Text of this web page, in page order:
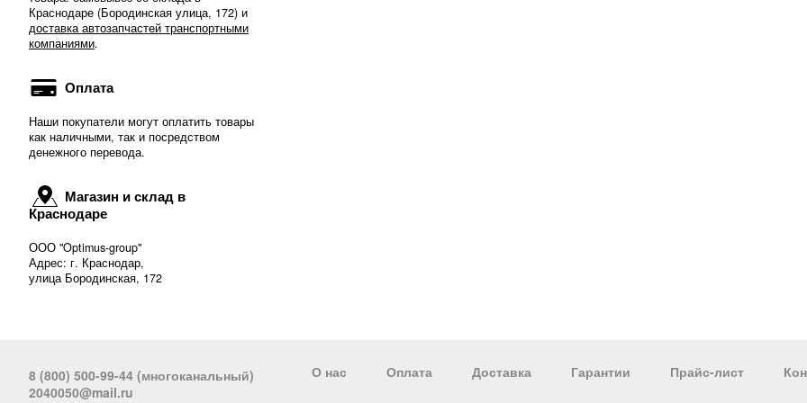
Краснодаре (Бородинская улица, 172) и
доставка автозапчастей транспортными
компаниями.
Оплата
Наши покупатели могут оплатить товары
как наличными, так и посредством
денежного перевода.
Магазин и склад в
Краснодаре
ООО "Optimus-group"
Адрес: г. Краснодар,
улица Бородинская, 172
8 (800) 500-99-44 (многоканальный)
2040050@mail.ru
О нас Оплата Доставка Гарантии Прайс-лист